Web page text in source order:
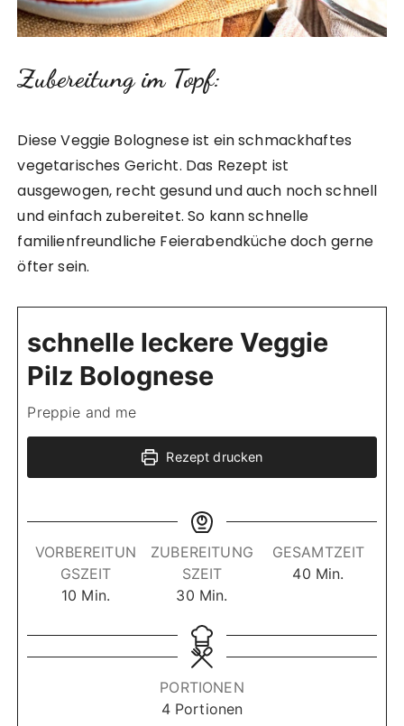
Zubereitung im Topf:
Diese Veggie Bolognese ist ein schmackhaftes
vegetarisches Gericht. Das Rezept ist
ausgewogen, recht gesund und auch noch schnell
und einfach zubereitet. So kann schnelle
familienfreundliche Feierabendküche doch gerne
öfter sein.
schnelle leckere Veggie
Pilz Bolognese
Preppie and me
Rezept drucken
VORBEREITUN
GSZEIT
10 M
n
u
Min.
ZUBEREITUNG
SZEIT
30M
n
u
t
e
Min.
GESAMTZEIT
40M
u
t
Min.
PORTIONEN
4 Portionen